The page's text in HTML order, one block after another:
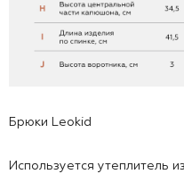
Брюки Leokid
Используется утеплитель